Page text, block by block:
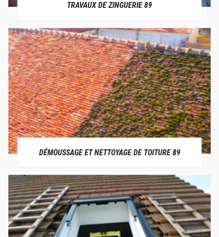
TRAVAUX DE ZINGUERIE 89
DÉMOUSSAGE ET NETTOYAGE DE TOITURE 89